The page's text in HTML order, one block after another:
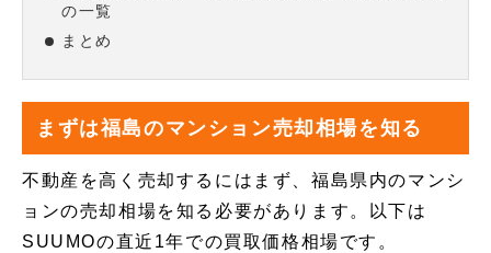
の一覧
まとめ
まずは福島のマンション売却相場を知る
不動産を高く売却するにはまず、福島県内のマンシ
ョンの売却相場を知る必要があります。以下は
SUUMOの直近1年での買取価格相場です。